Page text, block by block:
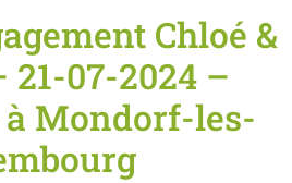
Chloé &
07-2024 –
à Mondorf-les-